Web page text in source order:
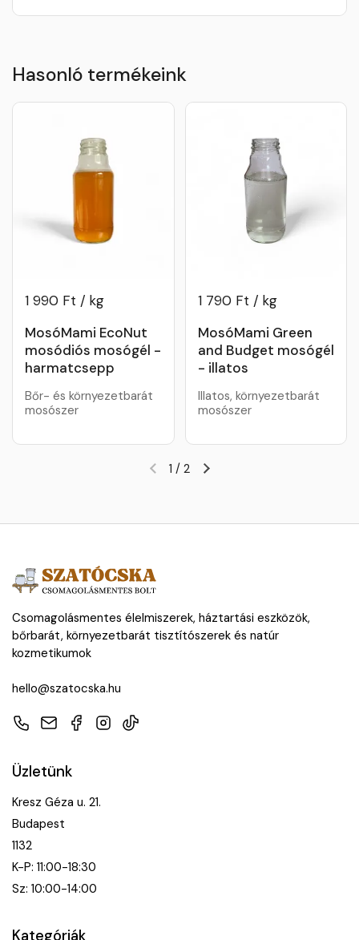
Hasonló termékeink
1 990 Ft / kg
MosóMami EcoNut
mosódiós mosógél -
harmatcsepp
Bőr- és környezetbarát
mosószer
1 790 Ft / kg
MosóMami Green
and Budget mosógél
- illatos
Illatos, környezetbarát
mosószer
1 / 2
Csomagolásmentes élelmiszerek, háztartási eszközök,
bőrbarát, környezetbarát tisztítószerek és natúr
kozmetikumok
hello@szatocska.hu
TelefonE-mailFacebook
Instagram
TikTok
Üzletünk
Kresz Géza u. 21.
Budapest
1132
K-P: 11:00-18:30
Sz: 10:00-14:00
Kategóriák